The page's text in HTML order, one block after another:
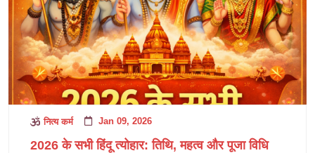
नित्य कर्म Jan 09, 2026
2026 के सभी हिंदू त्योहार: तिथि, महत्व और पूजा विधि